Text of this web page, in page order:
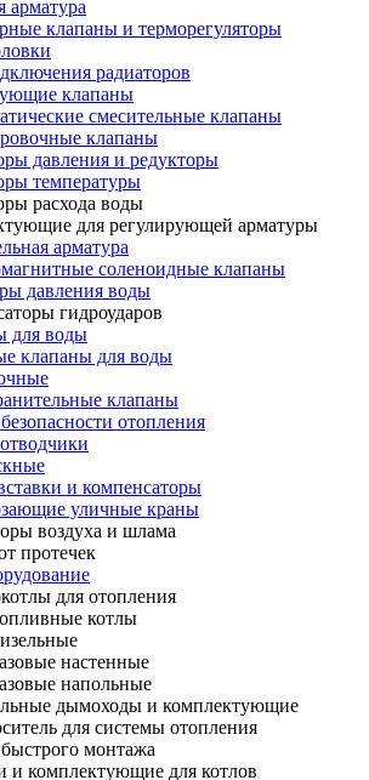
арматура
клапаны и терморегуляторы
радиаторов
клапаны
смесительные клапаны
клапаны
давления и редукторы
температуры
расхода воды
для регулирующей арматуры
арматура
соленоидные клапаны
давления воды
гидроударов
для воды
клапаны для воды
клапаны
отопления
и компенсаторы
уличные краны
воздуха и шлама
протечек
для отопления
котлы
настенные
напольные
дымоходы и комплектующие
для системы отопления
монтажа
и комплектующие для котлов